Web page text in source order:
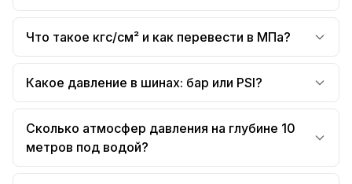
Что такое кгс/см² и как перевести в МПа?
Какое давление в шинах: бар или PSI?
Сколько атмосфер давления на глубине 10
метров под водой?